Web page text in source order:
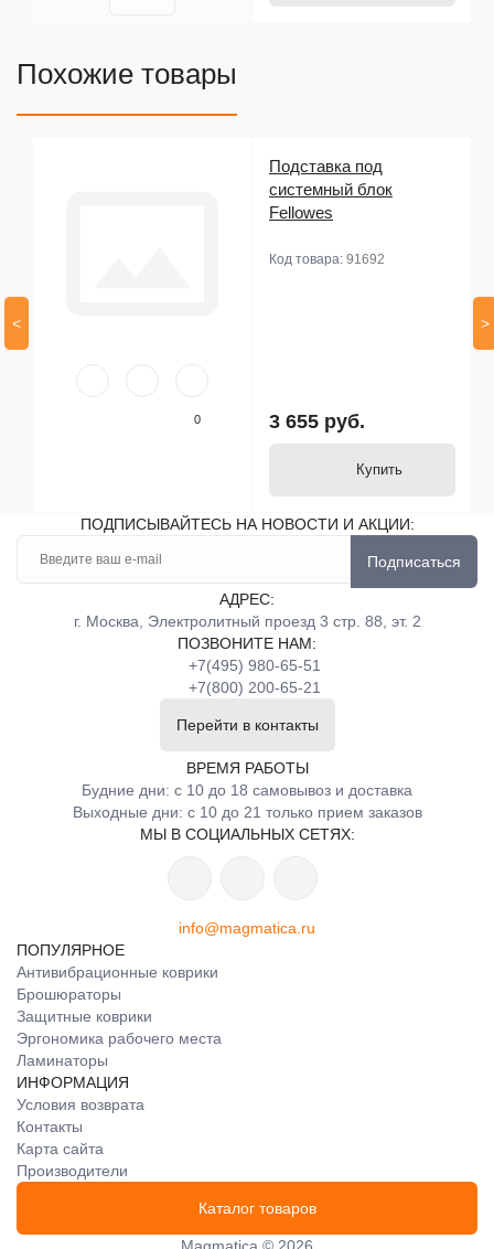
Похожие товары
<
0
Подставка под
системный блок
Fellowes
Код товара: 91692
3 655 руб.
Купить
>
ПОДПИСЫВАЙТЕСЬ НА НОВОСТИ И АКЦИИ:
Подписаться
АДРЕС:
г. Москва, Электролитный проезд 3 стр. 88, эт. 2
ПОЗВОНИТЕ НАМ:
+7(495) 980-65-51
+7(800) 200-65-21
Перейти в контакты
ВРЕМЯ РАБОТЫ
Будние дни: с 10 до 18 самовывоз и доставка
Выходные дни: с 10 до 21 только прием заказов
МЫ В СОЦИАЛЬНЫХ СЕТЯХ:
info@magmatica.ru
ПОПУЛЯРНОЕ
Антивибрационные коврики
Брошюраторы
Защитные коврики
Эргономика рабочего места
Ламинаторы
ИНФОРМАЦИЯ
Условия возврата
Контакты
Карта сайта
Производители
Каталог товаров